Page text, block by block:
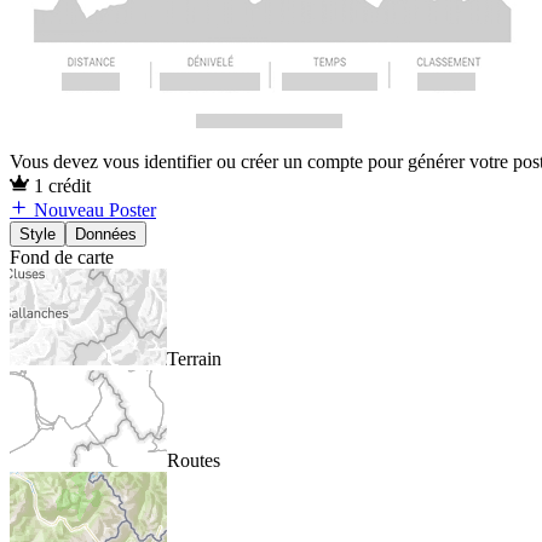
Vous devez vous identifier ou créer un compte pour générer votre
1 crédit
Nouveau Poster
Style Données
Fond de carte
Terrain
Routes